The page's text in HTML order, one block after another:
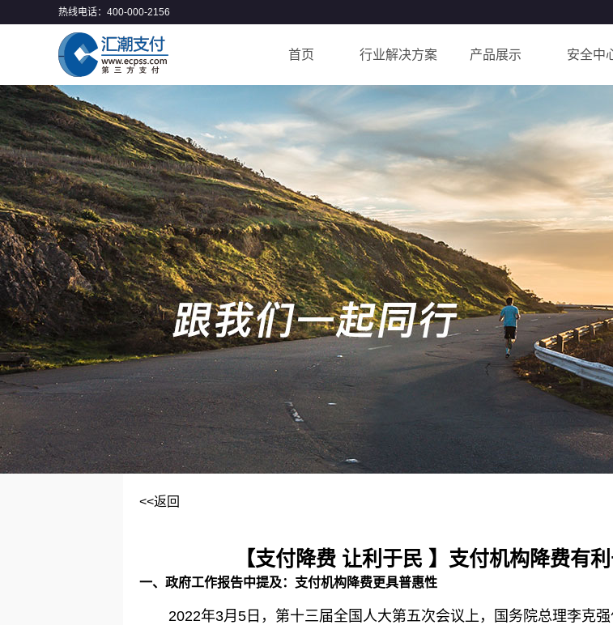
热线电话：400-000-2156
安全中
产品展示
行业解决方案
首页
<<返回
【支付降费 让利于民 】支付机构降费有
一、政府工作报告中提及：支付机构降费更具普惠性
2022年3月5日，第十三届全国人大第五次会议上，国务院总理李克